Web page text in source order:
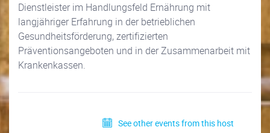
Dienstleister im Handlungsfeld Ernährung mit
langjähriger Erfahrung in der betrieblichen
Gesundheitsförderung, zertifizierten
Präventionsangeboten und in der Zusammenarbeit mit
Krankenkassen.
See other events from this host